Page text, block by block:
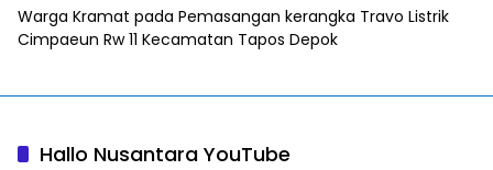
Warga Kramat pada Pemasangan kerangka Travo Listrik
Cimpaeun Rw 11 Kecamatan Tapos Depok
Hallo Nusantara YouTube